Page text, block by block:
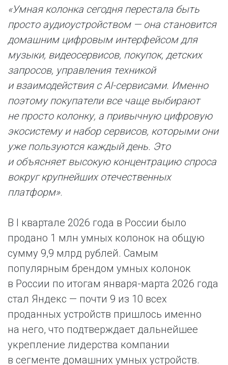
«Умная колонка сегодня перестала быть
просто аудиоустройством — она становится
домашним цифровым интерфейсом для
музыки, видеосервисов, покупок, детских
запросов, управления техникой
и взаимодействия с AI-сервисами. Именно
поэтому покупатели все чаще выбирают
не просто колонку, а привычную цифровую
экосистему и набор сервисов, которыми они
уже пользуются каждый день. Это
и объясняет высокую концентрацию спроса
вокруг крупнейших отечественных
платформ».
В I квартале 2026 года в России было
продано 1 млн умных колонок на общую
сумму 9,9 млрд рублей. Самым
популярным брендом умных колонок
в России по итогам января-марта 2026 года
стал Яндекс — почти 9 из 10 всех
проданных устройств пришлось именно
на него, что подтверждает дальнейшее
укрепление лидерства компании
в сегменте домашних умных устройств.